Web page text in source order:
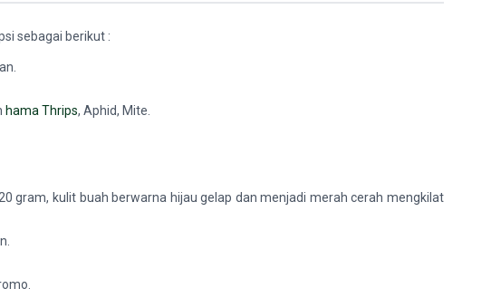
sebagai berikut :
hama Thrips, Aphid, Mite.
gram, kulit buah berwarna hijau gelap dan menjadi merah cerah mengkilat